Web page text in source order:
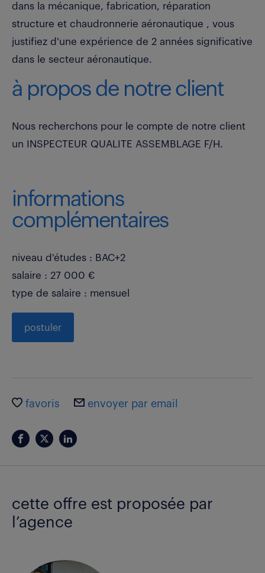
dans la mécanique, fabrication, réparation
structure et chaudronnerie aéronautique , vous
justifiez d'une expérience de 2 années significative
dans le secteur aéronautique.
à propos de notre client
Nous recherchons pour le compte de notre client
un INSPECTEUR QUALITE ASSEMBLAGE F/H.
informations
complémentaires
niveau d'études : BAC+2
salaire : 27 000 €
type de salaire : mensuel
postuler
favoris envoyer par email
cette offre est proposée par
l’agence